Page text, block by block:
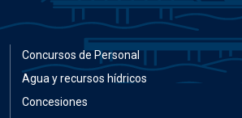
Concursos de Personal
Agua y recursos hídricos
Concesiones